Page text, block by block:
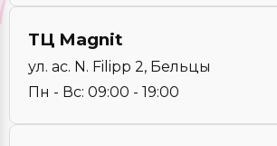
ТЦ Magnit
ул. ac. N. Filipp 2, Бельцы
Пн - Вс: 09:00 - 19:00